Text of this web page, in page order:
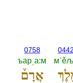
0758
ъарˌа:м
אֲרָם֒